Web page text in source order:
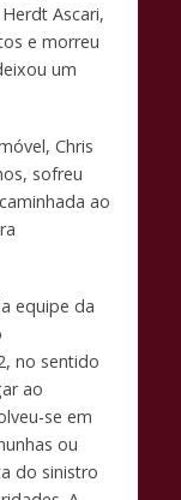
Ascari,
e morreu
um
Chris
sofreu
ao
equipe da
no sentido
ao
se em
ou
do sinistro